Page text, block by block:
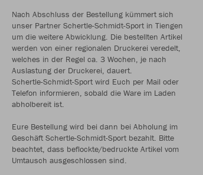
Nach Abschluss der Bestellung kümmert sich
unser Partner Schertle-Schmidt-Sport in Tiengen
um die weitere Abwicklung. Die bestellten Artikel
werden von einer regionalen Druckerei veredelt,
welches in der Regel ca. 3 Wochen, je nach
Auslastung der Druckerei, dauert.
Schertle-Schmidt-Sport wird Euch per Mail oder
Telefon informieren, sobald die Ware im Laden
abholbereit ist.
Eure Bestellung wird bei dann bei Abholung im
Geschäft Schertle-Schmidt-Sport bezahlt. Bitte
beachtet, dass beflockte/bedruckte Artikel vom
Umtausch ausgeschlossen sind.